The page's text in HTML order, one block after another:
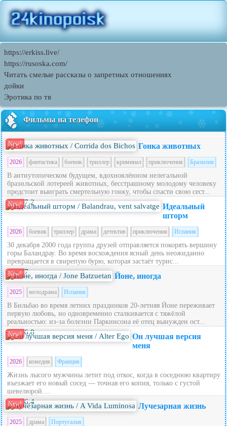
https://erkiss.live/
https://rusoska.com/
Читать смелые рассказы о запретных отношениях
дойки
Эротика по тв
Фильмы на телефон
New! Гонка животных
2026 фантастика боевик триллер криминал приключения Бразилия
В антиутопическом будущем, вдохновлённом нелегальной
бразильской лотереей животных, бесстрашному молодому человеку
предстоит выиграть смертельную гонку, чтобы спасти свою сест...
New! 7.2
Идеальный
шторм
2026 боевик триллер драма детектив приключения Испания
30 декабря 2000 года группа друзей отправляется покорять вершину
горы Баландрау. Во время восхождения ясный день неожиданно
превращается в свирепую бурю, которая застаёт турис...
New! 7 Йоне, иногда
2025 мелодрама Испания
В Бильбао во время летних праздников 20‑летняя Йоне переживает
первую любовь, но одновременно сталкивается с тяжёлой
реальностью: из‑за болезни Паркинсона её отец вынужден ост...
New! 6.8
Он лучшая версия
меня
2026 комедия Франция
Жизнь лысого мужчины летит под откос, когда в соседнюю квартиру
въезжает его новый сосед — точная его копия, только с густой
шевелюрой....
New! 6.4 Лучезарная жизнь
2025 драма Португалия